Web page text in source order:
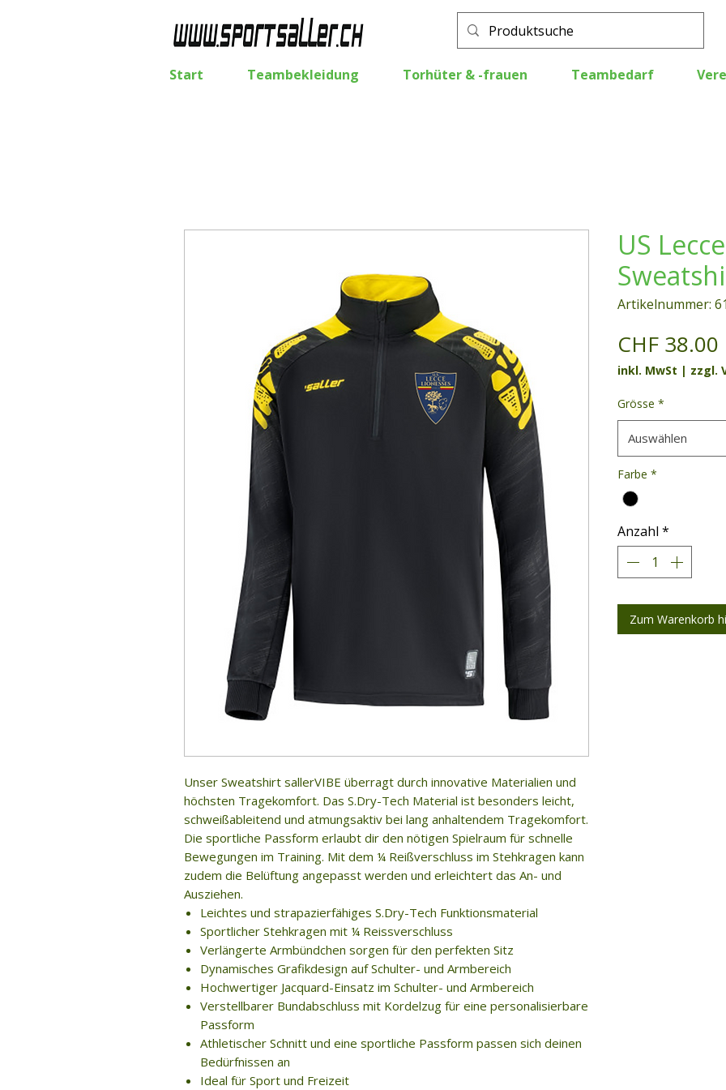
Start Teambekleidung Torhüter & -frauen Teambedarf
Unser Sweatshirt sallerVIBE überragt durch innovative Materialien und
höchsten Tragekomfort. Das S.Dry-Tech Material ist besonders leicht,
schweißableitend und atmungsaktiv bei lang anhaltendem Tragekomfort.
Die sportliche Passform erlaubt dir den nötigen Spielraum für schnelle
Bewegungen im Training. Mit dem ¼ Reißverschluss im Stehkragen kann
zudem die Belüftung angepasst werden und erleichtert das An- und
Ausziehen.
Leichtes und strapazierfähiges S.Dry-Tech Funktionsmaterial
Sportlicher Stehkragen mit ¼ Reissverschluss
Verlängerte Armbündchen sorgen für den perfekten Sitz
Dynamisches Grafikdesign auf Schulter- und Armbereich
Hochwertiger Jacquard-Einsatz im Schulter- und Armbereich
Verstellbarer Bundabschluss mit Kordelzug für eine personalisierbare
Passform
Athletischer Schnitt und eine sportliche Passform passen sich deinen
Bedürfnissen an
Ideal für Sport und Freizeit
US
Artikelnummer:
CHF 38.00
inkl. MwSt | zzgl.
Grösse *
Auswählen
Farbe *
Anzahl *
Zum Warenkorb